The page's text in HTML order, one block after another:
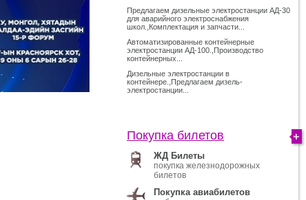
Предлагаем дизельные электростанции АД-30
для аварийного электроснабжения
школ.,Комплектация и запчасти...
Автоматизированные контейнерные
электростанции АД-100.,Производство
контейнерных...
Дизельные электростанции в
контейнере.,Предлагаем дизель-
электростанции...
Покупка билетов
ЖД Билеты
покупка железнодорожных
билетов
Покупка авиабилетов